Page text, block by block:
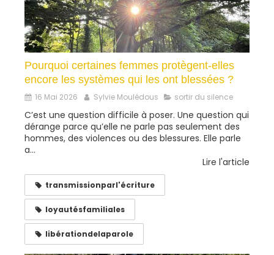
Pourquoi certaines femmes protègent-elles
encore les systèmes qui les ont blessées ?
16 Mai 2026 Sylvie Moulédous sortir du silence
C’est une question difficile à poser. Une question qui
dérange parce qu’elle ne parle pas seulement des
hommes, des violences ou des blessures. Elle parle
a...
Lire l'article
transmissionparl'écriture
loyautésfamiliales
libérationdelaparole